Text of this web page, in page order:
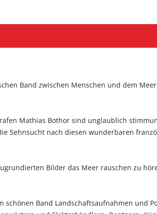
Band zwischen Menschen und dem
Mathias Bothor sind unglaublich
Sehnsucht nach diesen wunderbaren
Bilder das Meer rauschen zu
schönen Band Landschaftsaufnahmen und